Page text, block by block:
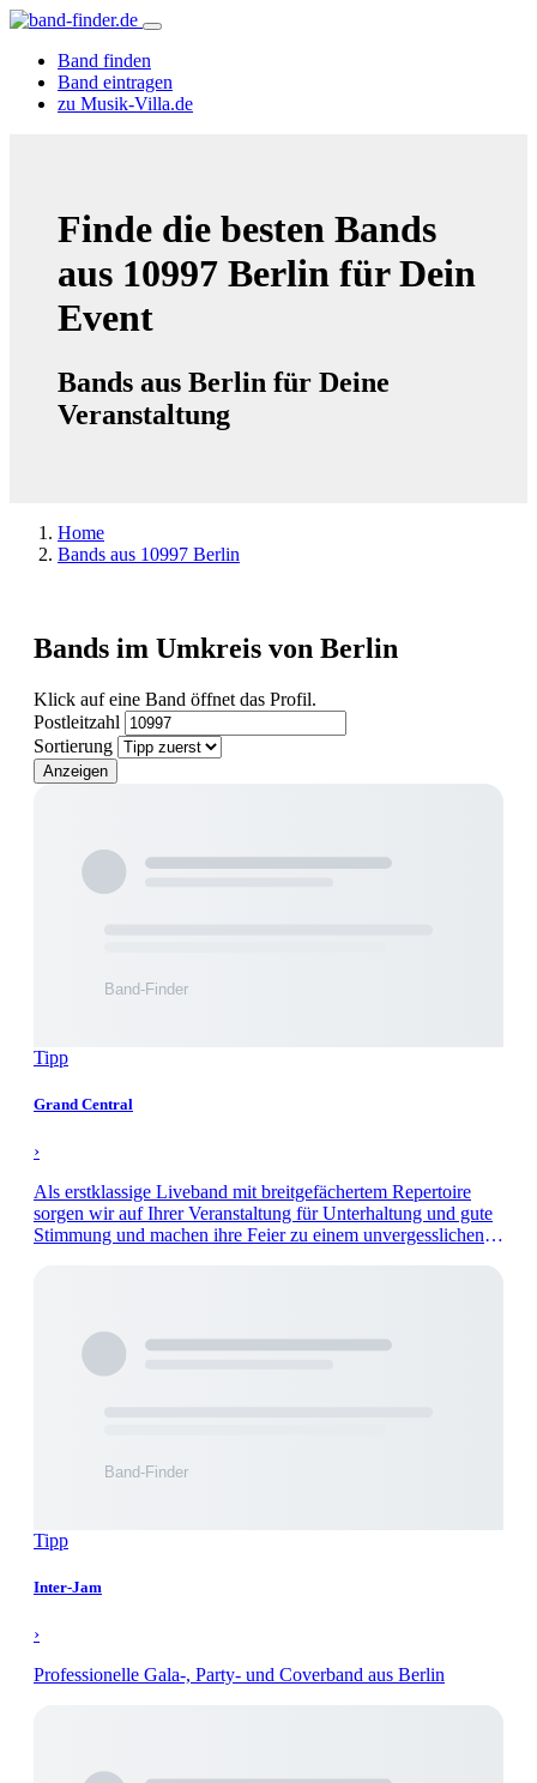
Band finden
Band eintragen
zu Musik-Villa.de
Finde die besten Bands
aus 10997 Berlin für Dein
Event
Bands aus Berlin für Deine
Veranstaltung
Home
Bands aus 10997 Berlin
Bands im Umkreis von Berlin
Klick auf eine Band öffnet das Profil.
Postleitzahl
Sortierung
Anzeigen
Tipp
Grand Central
›
Als erstklassige Liveband mit breitgefächertem Repertoire
sorgen wir auf Ihrer Veranstaltung für Unterhaltung und gute
Stimmung und machen ihre Feier zu einem unvergesslichen
Tipp
Inter-Jam
›
Professionelle Gala-, Party- und Coverband aus Berlin